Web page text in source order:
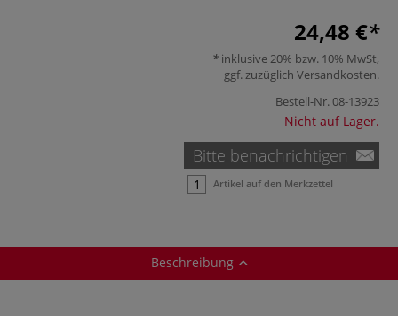
24,48 €
inklusive 20% bzw. 10% MwSt,
ggf. zuzüglich Versandkosten.
Bestell-Nr.08-13923
Nicht auf Lager.
Bitte benachrichtigen
Artikel auf den Merkzettel
Beschreibung